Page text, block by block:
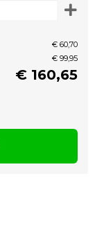
€ 60,70
€ 99,95
€ 160,65